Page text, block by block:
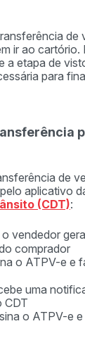
de
ir ao cartório.
a etapa de
para
de
aplicativo
(CDT):
vendedor
comprador
o ATPV-e e
uma
CDT
o ATPV-e